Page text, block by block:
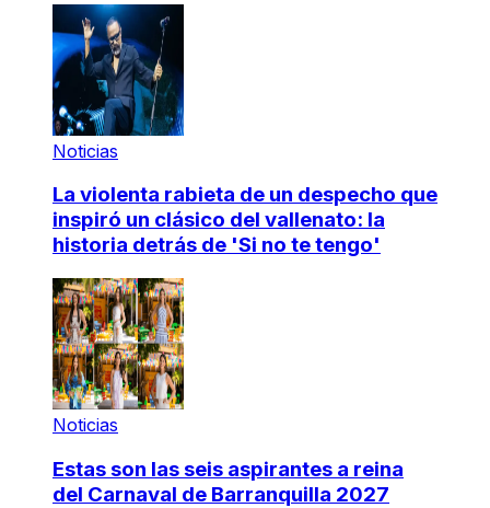
Noticias
La violenta rabieta de un despecho que
inspiró un clásico del vallenato: la
historia detrás de 'Si no te tengo'
Noticias
Estas son las seis aspirantes a reina
del Carnaval de Barranquilla 2027